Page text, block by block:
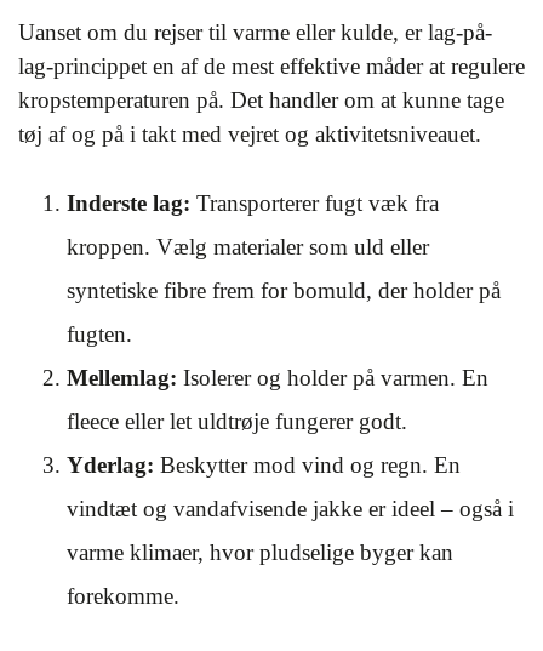
Uanset om du rejser til varme eller kulde, er lag-på-
lag-princippet en af de mest effektive måder at regulere
kropstemperaturen på. Det handler om at kunne tage
tøj af og på i takt med vejret og aktivitetsniveauet.
Inderste lag: Transporterer fugt væk fra
kroppen. Vælg materialer som uld eller
syntetiske fibre frem for bomuld, der holder på
fugten.
Mellemlag: Isolerer og holder på varmen. En
fleece eller let uldtrøje fungerer godt.
Yderlag: Beskytter mod vind og regn. En
vindtæt og vandafvisende jakke er ideel – også i
varme klimaer, hvor pludselige byger kan
forekomme.